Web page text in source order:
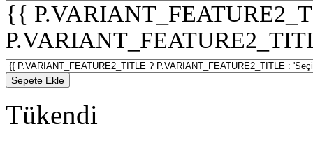
{{
Sepete Ekle
Tükendi